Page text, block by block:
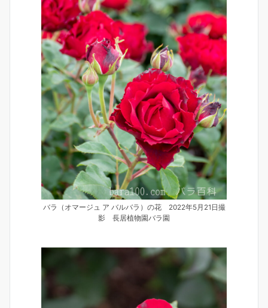
バラ（オマージュ ア バルバラ）の花 2022年5月21日撮
影 長居植物園バラ園